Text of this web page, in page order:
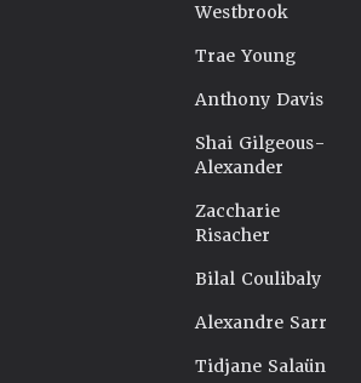
Westbrook
Trae Young
Anthony Davis
Shai Gilgeous-
Alexander
Zaccharie
Risacher
Bilal Coulibaly
Alexandre Sarr
Tidjane Salaün